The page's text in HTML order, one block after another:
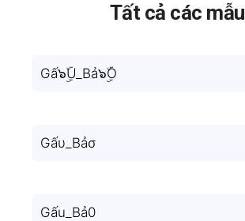
Tất cả các mẫu
Gấ๖ۣۜU_Bả๖ۣۜO
Gấυ_Bảσ
Gấu_Bả0